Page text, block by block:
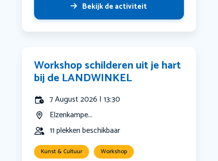
Bekijk de activiteit
Workshop schilderen uit je hart
bij de LANDWINKEL
7 August 2026 | 13:30
Elzenkampe...
11 plekken beschikbaar
Kunst & Cultuur Workshop